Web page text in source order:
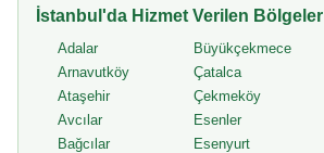
İstanbul'da Hizmet Verilen Bölgeler
Adalar
Arnavutköy
Ataşehir
Avcılar
Bağcılar
Büyükçekmece
Çatalca
Çekmeköy
Esenler
Esenyurt